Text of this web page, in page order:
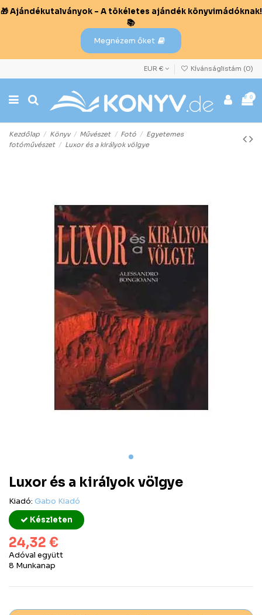
🎁 Ajándékutalványok – A tökéletes ajándék könyvimádóknak!
📚
Megnézem őket
EUR € Kívánságlistám (0)
0
Kezdőlap Könyv Művészet Fotó
Egyetemes
fotóművészet
Luxor és a királyok völgye
Luxor és a királyok völgye
Kiadó: Gabo Kiadó
Készleten
24,32 €
Adóval együtt
8 Munkanap